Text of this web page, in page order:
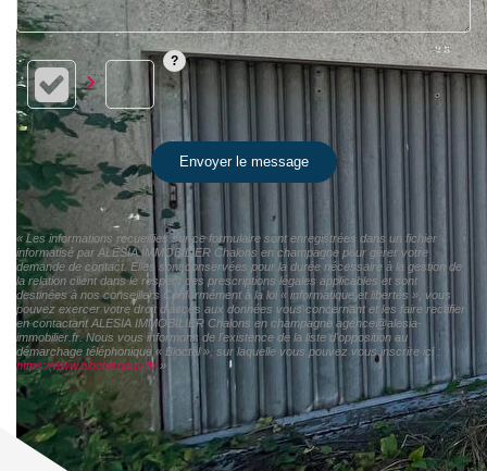
Envoyer le message
« Les informations recueillies sur ce formulaire sont enregistrées dans un fichier
informatisé par ALESIA IMMOBILIER Chalons en champagne pour gérer votre
demande de contact. Elles sont conservées pour la durée nécessaire à la gestion de
la relation client dans le respect des prescriptions légales applicables et sont
destinées à nos conseillers Conformément à la loi « informatique et libertés », vous
pouvez exercer votre droit d'accès aux données vous concernant et les faire rectifier
en contactant ALESIA IMMOBILIER Chalons en champagne agence@alesia-
immobilier.fr. Nous vous informons de l'existence de la liste d'opposition au
démarchage téléphonique « Bloctel », sur laquelle vous pouvez vous inscrire ici :
https://www.bloctel.gouv.fr/»